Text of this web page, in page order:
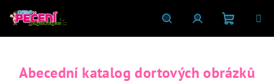
HledatPřihlášeníNákupní
košík
Abecední katalog dortových obrázků